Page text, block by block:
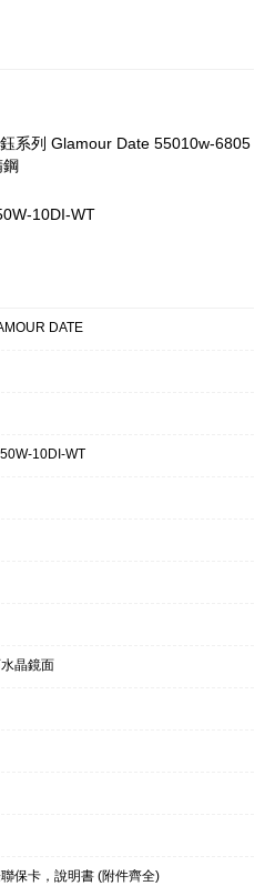
系列 Glamour Date 55010w-6805
鋼
10DI-WT
DATE
10DI-WT
晶鏡面
保卡，說明書 (附件齊全)